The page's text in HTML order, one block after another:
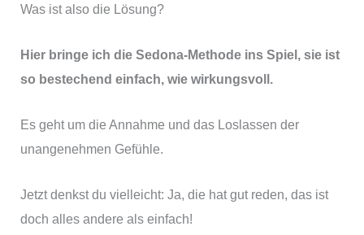
Was ist also die Lösung?
Hier bringe ich die Sedona-Methode ins Spiel, sie ist
so bestechend einfach, wie wirkungsvoll.
Es geht um die Annahme und das Loslassen der
unangenehmen Gefühle.
Jetzt denkst du vielleicht: Ja, die hat gut reden, das ist
doch alles andere als einfach!